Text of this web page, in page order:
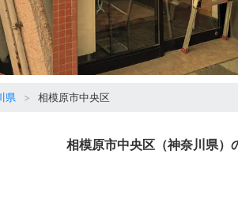
県 相模原市中央区
相模原市中央区（神奈川県）